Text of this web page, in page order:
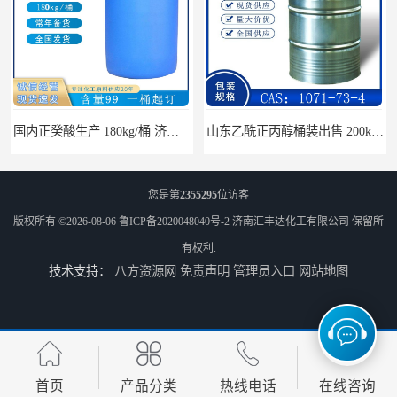
电子级碳酸乙烯酯 桶装EC 250kg/桶 96-49-1
无水氯化锌 50kg/桶 7646-85-7
您是第2355295位访客
版权所有 ©2026-08-06 鲁ICP备2020048040号-2 济南汇丰达化工有限公司 保留所
有权利.
技术支持： 八方资源网 免责声明 管理员入口 网站地图
首页 产品分类 热线电话 在线咨询